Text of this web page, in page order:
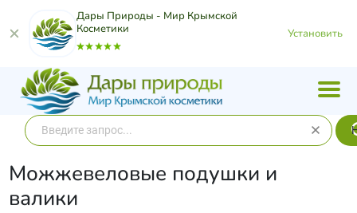
Дары Природы - Мир Крымской
Косметики
Установить
Можжевеловые подушки и
валики